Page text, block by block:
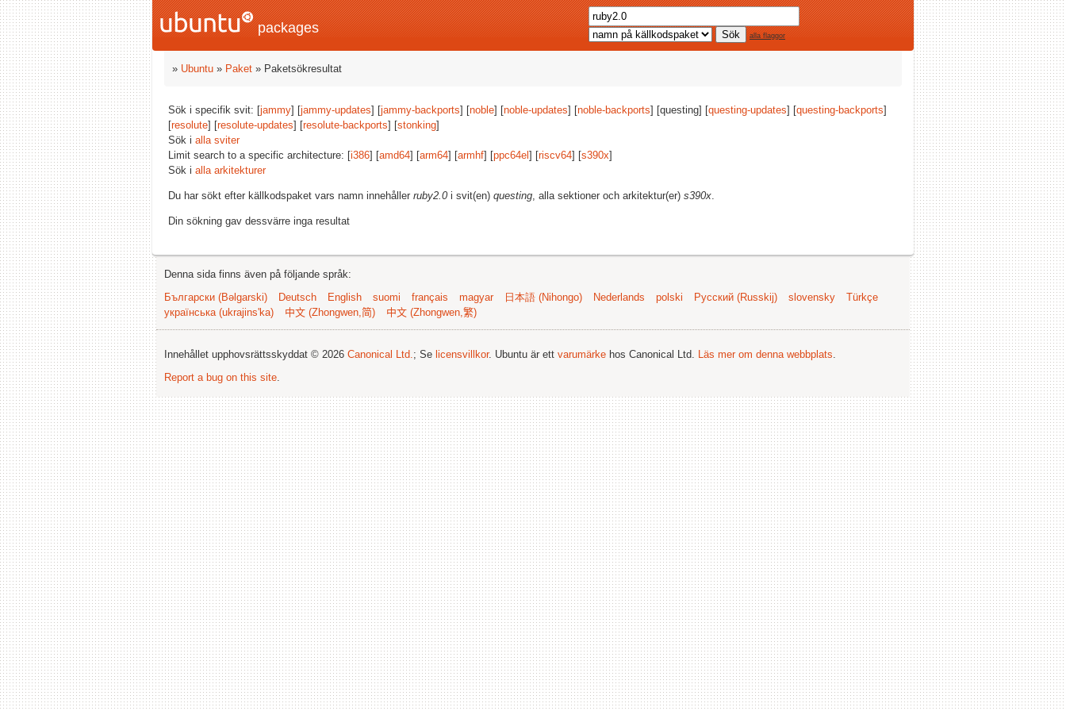
packages alla flaggor
» Ubuntu » Paket » Paketsökresultat
Sök i specifik svit: [jammy] [jammy-updates] [jammy-backports] [noble] [noble-updates] [noble-backports] [questing] [questing-updates] [questing-backports]
[resolute] [resolute-updates] [resolute-backports] [stonking]
Sök i alla sviter
Limit search to a specific architecture: [i386] [amd64] [arm64] [armhf] [ppc64el ] [riscv64] [s390x]
Sök i alla arkitekturer
Du har sökt efter källkodspaket vars namn innehåller ruby2.0 i svit(en) questing, alla sektioner och arkitektur(er) s390x.
Din sökning gav dessvärre inga resultat
Denna sida finns även på följande språk:
Български (Bəlgarski)
Deutsch English suomi français magyar 日本語 (Nihongo) Nederlands polski Русский (Russkij) slovensky
Türkçe
українська (ukrajins'ka)
中文 (Zhongwen,简) 中文 (Zhongwen,繁)
Innehållet upphovsrättsskyddat © 2026 Canonical Ltd.; Se licensvillkor. Ubuntu är ett varumärke hos Canonical Ltd. Läs mer om denna webbplats.
Report a bug on this site.